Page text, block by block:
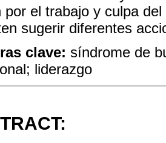
por el trabajo y culpa
sugerir diferentes
clave: síndrome de
liderazgo